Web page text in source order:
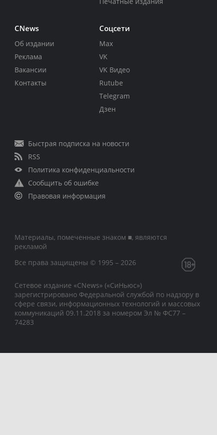
CNews
Об издании
Реклама
Вакансии
Контакты
Соцсети
Max
VK
VK Видео
Rutube
Telegram
Дзен
Быстрая подписка на новости
RSS
Политика конфиденциальности
Сообщить об ошибке
Правовая информация
Материалы, помеченные знаком ■, являются
рекламой
Все права защищены © 1995 – 2026
Сетевое издание «CNews» («СиНьюс»)
зарегистрировано Федеральной службой по надзору в
сфере связи, информационных технологий и массовых
коммуникаций 09.11.2018 за номером Эл № ФС77 –
74283